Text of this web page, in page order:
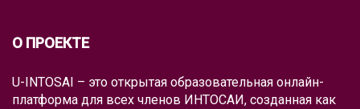
О ПРОЕКТЕ
U-INTOSAI – это открытая образовательная онлайн-
платформа для всех членов ИНТОСАИ, созданная как